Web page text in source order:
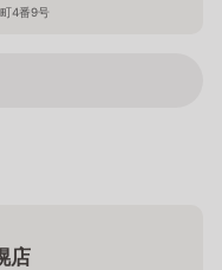
4番9号
店